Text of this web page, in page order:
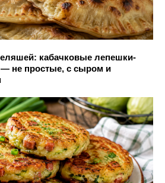
кабачковые лепешки-
не простые, с сыром и